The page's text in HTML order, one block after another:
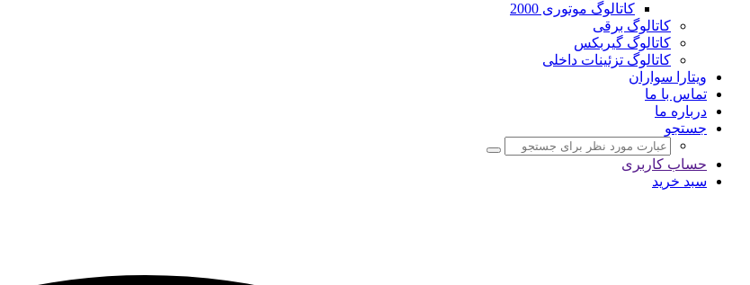
کاتالوگ موتوری 2000
کاتالوگ برقی
کاتالوگ گیربکس
کاتالوگ تزئینات داخلی
ویتارا سواران
تماس با ما
درباره ما
جستجو
حساب کاربری
سبد خرید